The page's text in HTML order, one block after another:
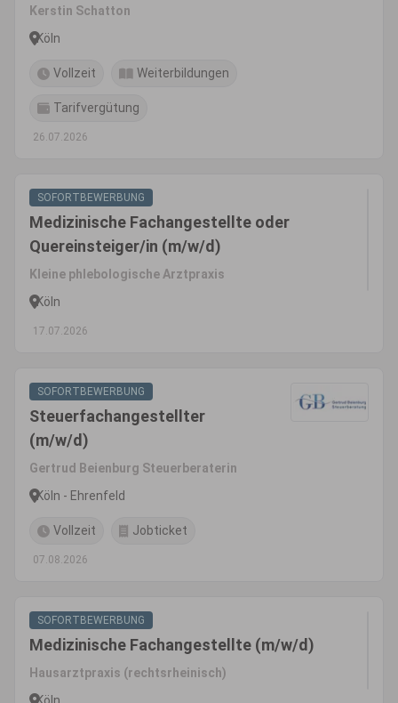
Kerstin Schatton
Köln
Vollzeit Weiterbildungen
Tarifvergütung
26.07.2026
SOFORTBEWERBUNG
Medizinische Fachangestellte oder
Quereinsteiger/in (m/w/d)
Kleine phlebologische Arztpraxis
Köln
17.07.2026
SOFORTBEWERBUNG
Steuerfachangestellter
(m/w/d)
Gertrud Beienburg Steuerberaterin
Köln - Ehrenfeld
Vollzeit Jobticket
07.08.2026
SOFORTBEWERBUNG
Medizinische Fachangestellte (m/w/d)
Hausarztpraxis (rechtsrheinisch)
Köln